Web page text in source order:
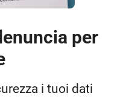
per
i tuoi dati